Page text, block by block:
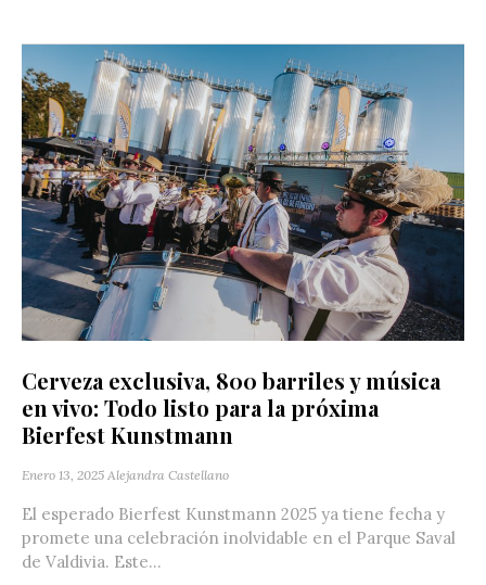
Cerveza exclusiva, 800 barriles y música
en vivo: Todo listo para la próxima
Bierfest Kunstmann
Enero 13, 2025 Alejandra Castellano
El esperado Bierfest Kunstmann 2025 ya tiene fecha y
promete una celebración inolvidable en el Parque Saval
de Valdivia. Este...